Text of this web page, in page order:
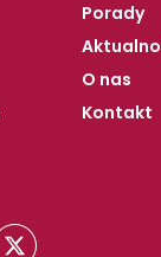
Porady
O nas
Kontakt